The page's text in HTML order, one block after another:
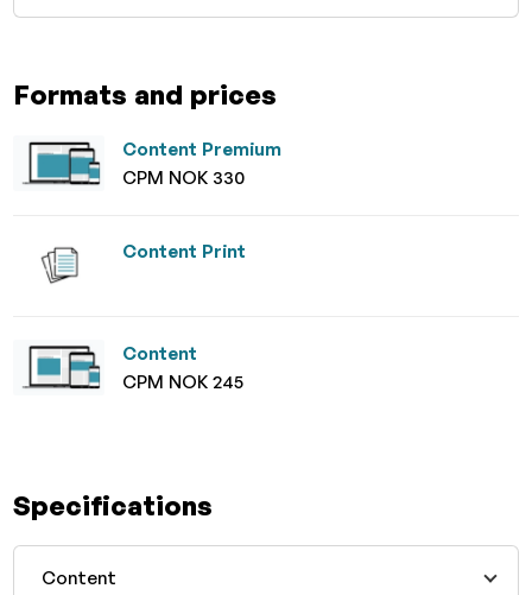
Formats and prices
Content Premium
CPM NOK 330
Content Print
Content
CPM NOK 245
Specifications
Content